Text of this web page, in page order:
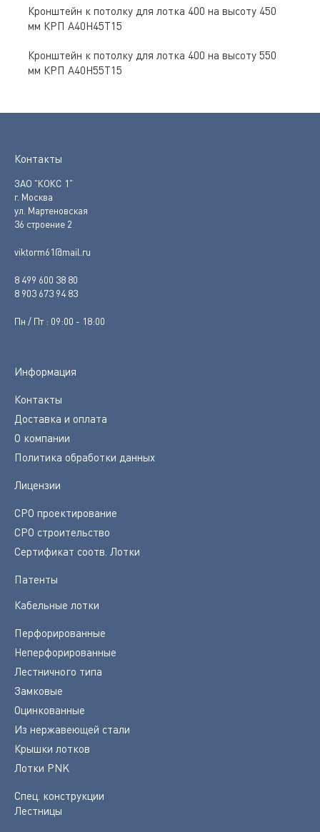
Кронштейн к потолку для лотка 400 на высоту 450
мм КРП А40Н45Т15
Кронштейн к потолку для лотка 400 на высоту 550
мм КРП А40Н55Т15
Контакты
ЗАО "КОКС 1"
г. Москва
ул. Мартеновская
36 строение 2
viktorm61@mail.ru
8 499 600 38 80
8 903 673 94 83
Пн / Пт : 09:00 - 18:00
Информация
Контакты
Доставка и оплата
О компании
Политика обработки данных
Лицензии
СРО проектирование
СРО строительство
Сертификат соотв. Лотки
Патенты
Кабельные лотки
Перфорированные
Неперфорированные
Лестничного типа
Замковые
Оцинкованные
Из нержавеющей стали
Крышки лотков
Лотки PNK
Спец. конструкции
Лестницы